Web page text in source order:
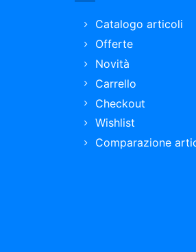
Catalogo articoli
Offerte
Novità
Carrello
Checkout
Wishlist
Comparazione